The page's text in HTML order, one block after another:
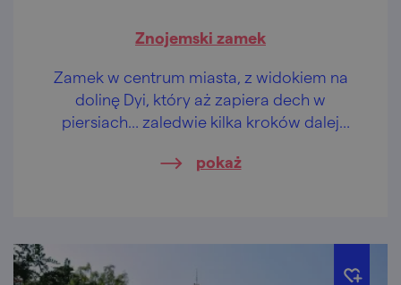
Znojemski zamek
Zamek w centrum miasta, z widokiem na
dolinę Dyi, który aż zapiera dech w
piersiach… zaledwie kilka kroków dalej
skosztować wina. Najlepiej znojemskiego.
pokaż